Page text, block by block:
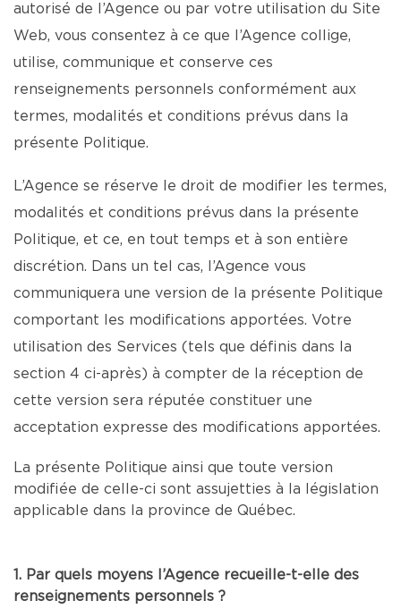
autorisé de l’Agence ou par votre utilisation du Site
Web, vous consentez à ce que l’Agence collige,
utilise, communique et conserve ces
renseignements personnels conformément aux
termes, modalités et conditions prévus dans la
présente Politique.
L’Agence se réserve le droit de modifier les termes,
modalités et conditions prévus dans la présente
Politique, et ce, en tout temps et à son entière
discrétion. Dans un tel cas, l’Agence vous
communiquera une version de la présente Politique
comportant les modifications apportées. Votre
utilisation des Services (tels que définis dans la
section 4 ci-après) à compter de la réception de
cette version sera réputée constituer une
acceptation expresse des modifications apportées.
La présente Politique ainsi que toute version
modifiée de celle-ci sont assujetties à la législation
applicable dans la province de Québec.
1. Par quels moyens l’Agence recueille-t-elle des
renseignements personnels ?